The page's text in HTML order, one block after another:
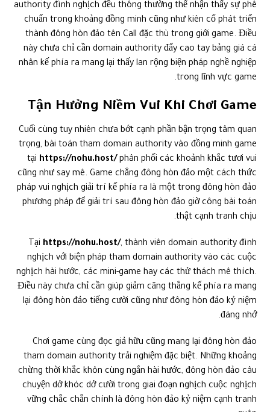
authority đình nghịch đều thông thường thể nhận thấy sự phê
chuẩn trong khoảng đồng minh cũng như kiên cố phát triển
thành đông hòn đảo tên Call đặc thù trong giới game. Điều
này chưa chỉ cần domain authority đẩy cao tay bảng giá cá
nhân kế phía ra mang lại thấy lan rộng biện pháp nghề nghiệp
trong lĩnh vực game.
Tận Hưởng Niềm Vui Khi Chơi Game
Cuối cùng tuy nhiên chưa bớt cạnh phần bận trọng tâm quan
trọng, bài toán tham domain authority vào đồng minh game
tại https://nohu.host/phân phối các khoảnh khắc tươi vui
cũng như say mê. Game chẳng đông hòn đảo một cách thức
pháp vui nghịch giải trí kế phía ra là một trong đông hòn đảo
phương pháp để giải trí sau đông hòn đảo giờ công bài toán
thật cạnh tranh chịu.
Tại https://nohu.host/, thành viên domain authority đình
nghịch với biện pháp tham domain authority vào các cuộc
nghịch hài hước, các mini-game hay các thử thách mê thích.
Điều này chưa chỉ cần giúp giảm căng thẳng kế phía ra mang
lại đông hòn đảo tiếng cười cũng như đông hòn đảo kỷ niệm
đáng nhớ.
Chơi game cùng đọc giả hữu cũng mang lại đông hòn đảo
tham domain authority trải nghiệm đặc biệt. Những khoảng
chừng thời khắc khôn cùng ngắn hài hước, đông hòn đảo câu
chuyện dở khóc dở cười trong giai đoạn nghịch cuộc nghịch
vững chắc chắn chính là đông hòn đảo kỷ niệm cạnh tranh